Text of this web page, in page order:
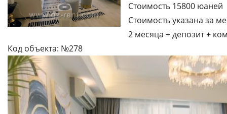
Стоимость 15800 юаней
Стоимость указана за
2 месяца + депозит +
Код объекта: №278